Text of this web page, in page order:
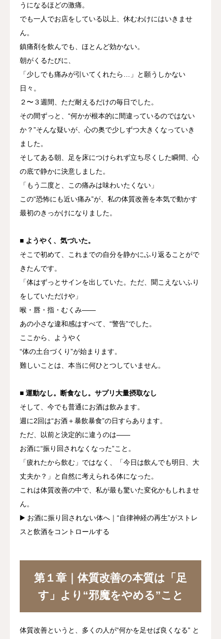
うになるほどの激痛。
でも一人でお店をしている以上、休むわけにはいきませ
ん。
鎮痛剤を飲んでも、ほとんど効かない。
朝がくるたびに、
「少しでも痛みが引いてくれたら…」
と願うしかない
日々。
２〜３週間、ただ耐えるだけの毎日でした。
その間ずっと、 “何かが根本的に間違っているのではない
か？”そんな疑いが、心の奥で少しずつ大きくなっていき
ました。
そしてある朝、足を床につけられず立ち尽くした瞬間、心
の底で静かに決意しました。
「もう二度と、この痛みは味わいたくない」
この“恐怖にも近い痛み”が、私の体質改善を本気で動かす
最初のきっかけになりました。
■ ようやく、気づいた。
そこで初めて、これまでの自分を静かにふり返ることがで
きたんです。
「体はずっとサインを出していた。ただ、聞こえないふり
をしていただけや」
喉・唇・指・むくみ——
あの小さな違和感はすべて、“警告”でした。
ここから、ようやく
“体の土台づくり”が始まります。
難しいことは、本当に何ひとつしていません。
■ 運動なし。断食なし。サプリ大量摂取なし
そして、今でも普通にお酒は飲みます。
週に2回は“お酒＋暴飲暴食”の日すらあります。
ただ、以前と決定的に違うのは——
お酒に“振り回されなくなった”こと。
「疲れたから飲む」ではなく、
「今日は飲んでも明日、大
丈夫か？」
と自然に考えられる体になった。
これは体質改善の中で、私が最も驚いた変化かもしれませ
ん。
▶️ お酒に振り回されない体へ｜“自律神経の再生”がストレ
スと飲酒をコントロールする
第１章｜体質改善の本質は「足
す」より“邪魔をやめる”こと
体質改善というと、多くの人が“何かを足せば良くなる” と